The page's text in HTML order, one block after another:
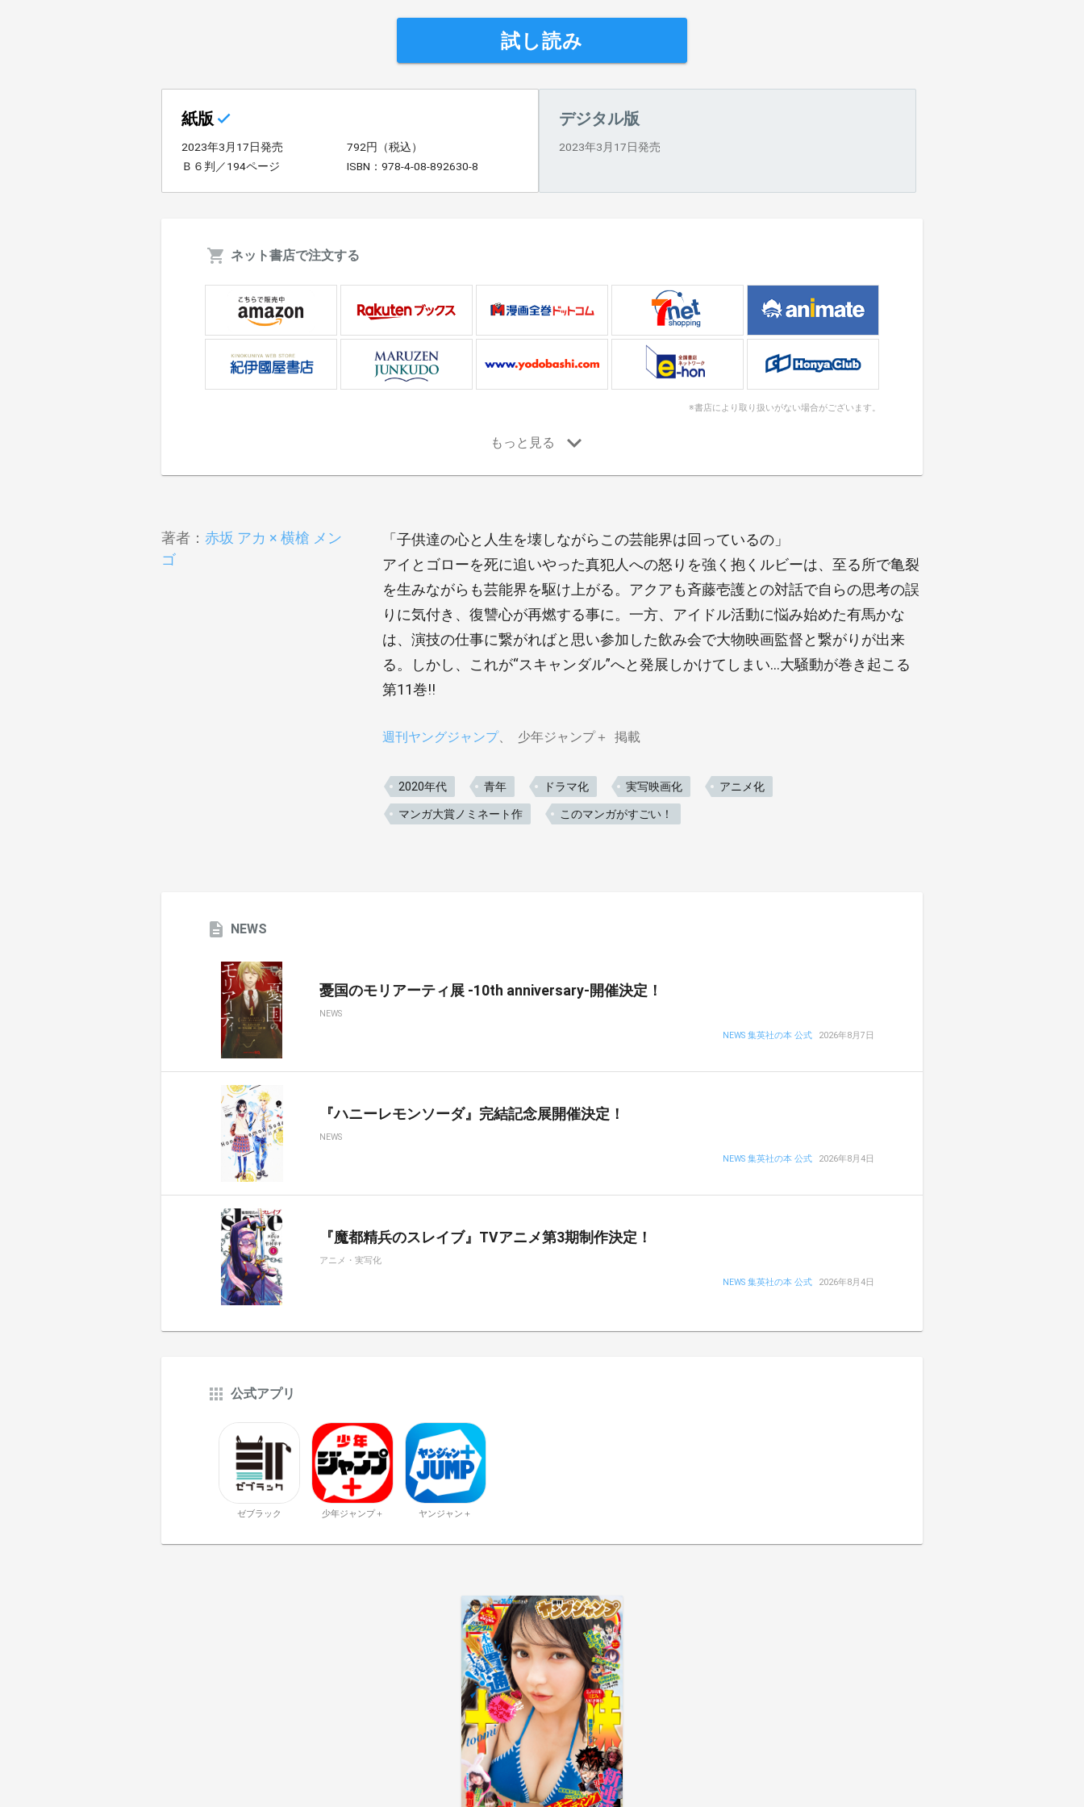
試し読み
紙版
2023年3月17日発売
792円（税込）
Ｂ６判／194ページ
ISBN：978-4-08-892630-8
デジタル版
2023年3月17日発売
ネット書店で注文する
※書店により取り扱いがない場合がございます。
著者： 赤坂 アカ × 横槍 メン
ゴ
「子供達の心と人生を壊しながらこの芸能界は回っているの」
アイとゴローを死に追いやった真犯人への怒りを強く抱くルビーは、至る所で亀裂
を生みながらも芸能界を駆け上がる。アクアも斉藤壱護との対話で自らの思考の誤
りに気付き、復讐心が再燃する事に。一方、アイドル活動に悩み始めた有馬かな
は、演技の仕事に繋がればと思い参加した飲み会で大物映画監督と繋がりが出来
る。しかし、これが“スキャンダル”へと発展しかけてしまい…大騒動が巻き起こる
第11巻!!
週刊ヤングジャンプ 少年ジャンプ＋ 掲載
2020年代 青年 ドラマ化 実写映画化 アニメ化
マンガ大賞ノミネート作 このマンガがすごい！
NEWS
憂国のモリアーティ展 -10th anniversary-開催決定！
NEWS
NEWS 集英社の本 公式 2026年8月7日
『ハニーレモンソーダ』完結記念展開催決定！
NEWS
NEWS 集英社の本 公式 2026年8月4日
『魔都精兵のスレイブ』TVアニメ第3期制作決定！
アニメ・実写化
NEWS 集英社の本 公式 2026年8月4日
公式アプリ
ゼブラック 少年ジャンプ＋ ヤンジャン＋